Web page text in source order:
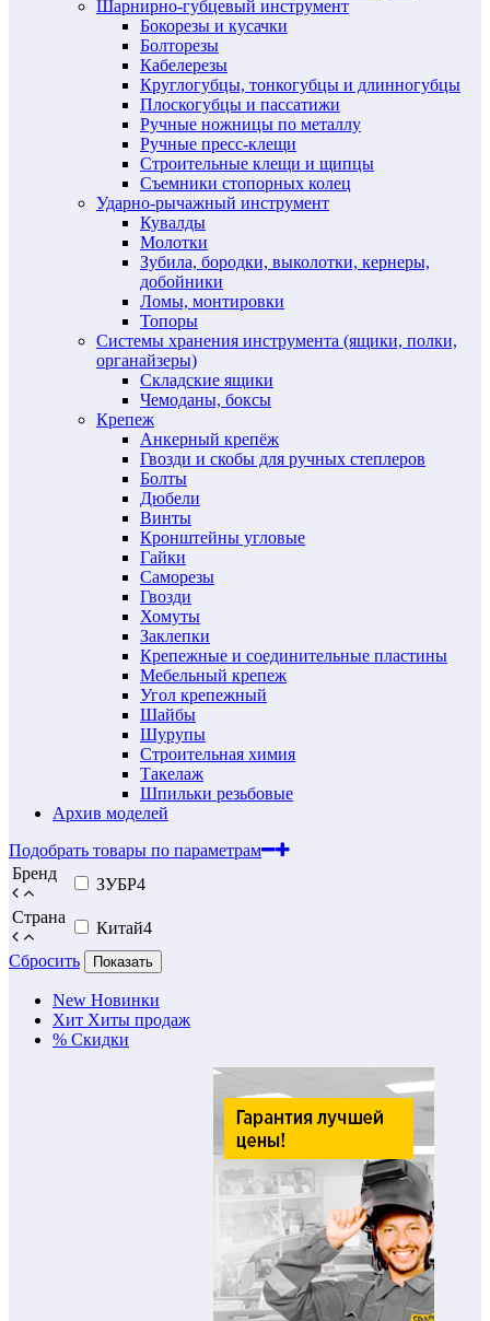
Шарнирно-губцевый инструмент
Бокорезы и кусачки
Болторезы
Кабелерезы
Круглогубцы, тонкогубцы и длинногубцы
Плоскогубцы и пассатижи
Ручные ножницы по металлу
Ручные пресс-клещи
Строительные клещи и щипцы
Съемники стопорных колец
Ударно-рычажный инструмент
Кувалды
Молотки
Зубила, бородки, выколотки, кернеры,
добойники
Ломы, монтировки
Топоры
Системы хранения инструмента (ящики, полки,
органайзеры)
Складские ящики
Чемоданы, боксы
Крепеж
Анкерный крепёж
Гвозди и скобы для ручных степлеров
Болты
Дюбели
Винты
Кронштейны угловые
Гайки
Саморезы
Гвозди
Хомуты
Заклепки
Крепежные и соединительные пластины
Мебельный крепеж
Угол крепежный
Шайбы
Шурупы
Строительная химия
Такелаж
Шпильки резьбовые
Архив моделей
Подобрать товары по параметрам
Бренд
ЗУБР4
Страна
Китай4
Сбросить
Показать
New Новинки
Хит Хиты продаж
% Скидки